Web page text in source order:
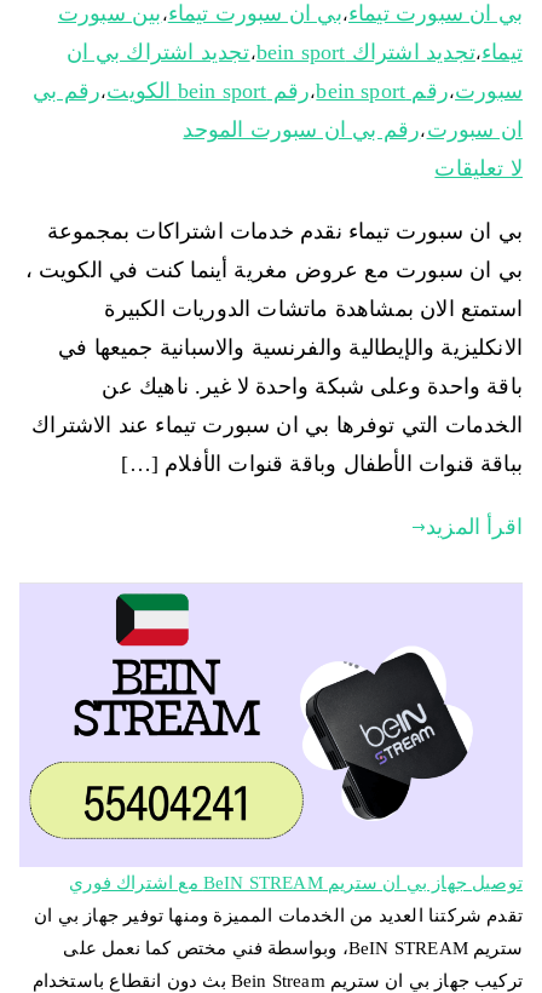
بي ان سبورت تيماء،بي ان سبورت تيماء، بين سبورت
تيماء،تجديد اشتراك bein sport ،تجديد اشتراك بي ان
سبورت،رقم bein sport ،رقم bein sport الكويت ،رقم بي
ان سبورت ،رقم بي ان سبورت الموحد
لا تعليقات
بي ان سبورت تيماء نقدم خدمات اشتراكات بمجموعة
بي ان سبورت مع عروض مغرية أينما كنت في الكويت ،
استمتع الان بمشاهدة ماتشات الدوريات الكبيرة
الانكليزية والإيطالية والفرنسية والاسبانية جميعها في
باقة واحدة وعلى شبكة واحدة لا غير. ناهيك عن
الخدمات التي توفرها بي ان سبورت تيماء عند الاشتراك
بباقة قنوات الأطفال وباقة قنوات الأفلام […]
اقرأ المزيد
توصيل جهاز بي ان ستريم BeIN STREAM مع اشتراك فوري
تقدم شركتنا العديد من الخدمات المميزة ومنها توفير جهاز بي ان
ستريم BeIN STREAM، وبواسطة فني مختص كما نعمل على
تركيب جهاز بي ان ستريم Bein Stream بث دون انقطاع باستخدام